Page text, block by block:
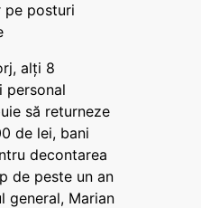
pe posturi
alți 8
personal
să returneze
de lei, bani
decontarea
de peste un an
general, Marian